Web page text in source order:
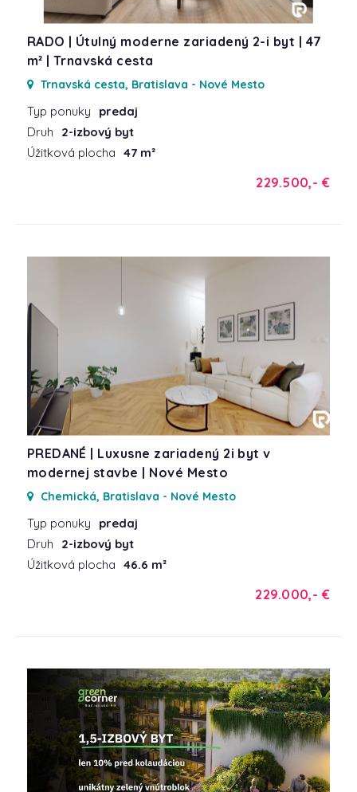
RADO | Útulný moderne zariadený 2-i byt | 47
m² | Trnavská cesta
Trnavská cesta, Bratislava - Nové Mesto
Typ ponuky
predaj
Druh
2-izbový byt
Úžitková plocha 47 m²
229.500,- €
PREDANÉ | Luxusne zariadený 2i byt v
modernej stavbe | Nové Mesto
Chemická, Bratislava - Nové Mesto
Typ ponuky
predaj
Druh
2-izbový byt
Úžitková plocha 46.6 m²
229.000,- €